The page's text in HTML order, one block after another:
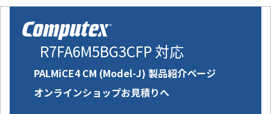
R7FA6M5BG3CFP 対応
PALMiCE4 CM (Model-J) 製品紹介ページ
オンラインショップお見積りへ